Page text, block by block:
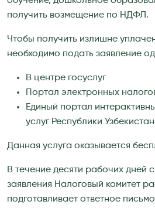
получить возмещение по НДФЛ.
Чтобы получить излишне
необходимо подать заявление
В центре госуслуг
Портал электронных
Единый портал
услуг Республики Узбекистан
Данная услуга оказывается
В течение десяти рабочих дней
заявления Налоговый комитет
подготавливает ответное